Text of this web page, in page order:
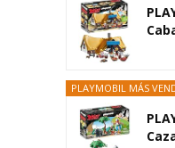
PLAYMOBIL MÁS